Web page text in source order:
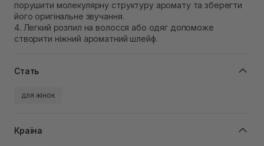
порушити молекулярну структуру аромату та зберегти
його оригінальне звучання.
4. Легкий розпил на волосся або одяг допоможе
створити ніжний ароматний шлейф.
Стать
для жінок
Країна